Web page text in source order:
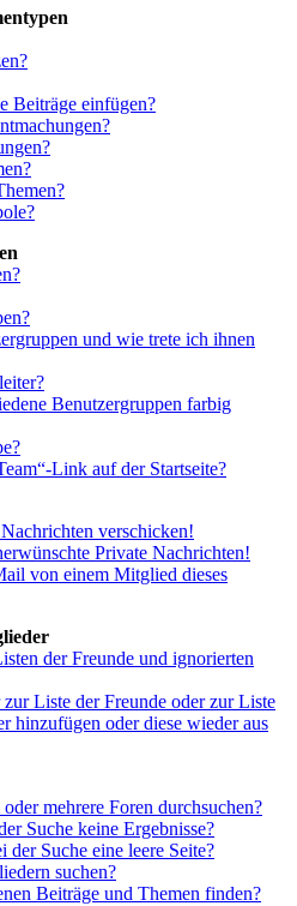
Beiträge einfügen?
und wie trete ich ihnen
Benutzergruppen farbig
Link auf der Startseite?
verschicken!
Private Nachrichten!
von einem Mitglied dieses
der Freunde und ignorierten
Liste der Freunde oder zur Liste
hinzufügen oder diese wieder aus
mehrere Foren durchsuchen?
Suche keine Ergebnisse?
der Suche eine leere Seite?
suchen?
Beiträge und Themen finden?